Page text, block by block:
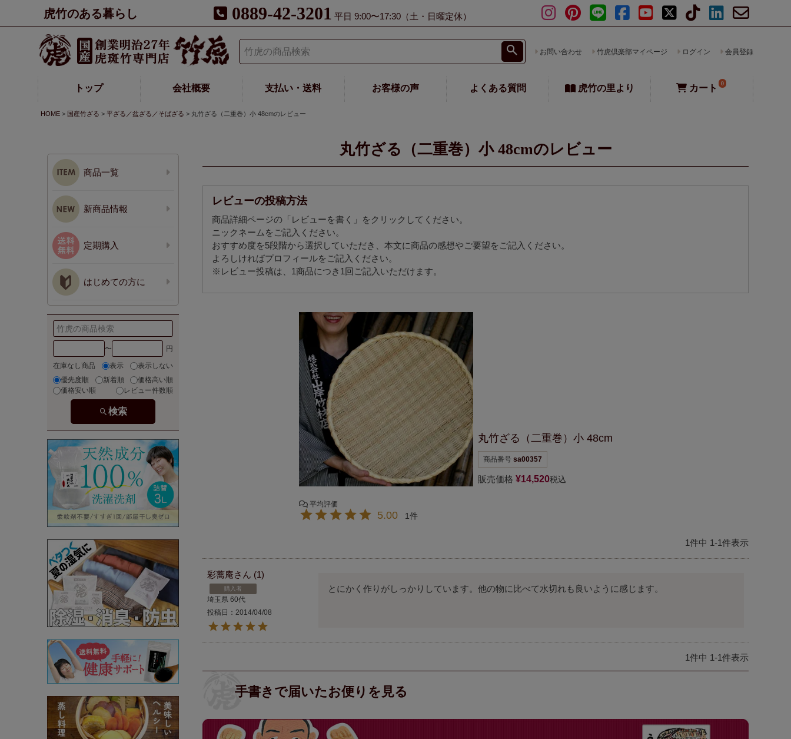
虎竹のある暮らし 0889-42-3201 平日 9:00〜17:30（土・日曜定休）
お問い合わせ 竹虎倶楽部マイページ ログイン 会員登録
トップ 会社概要 支払い・送料 お客様の声 よくある質問 虎竹の里より カート 0
HOME 国産竹ざる 平ざる／盆ざる／そばざる 丸竹ざる（二重巻）小 48cmのレビュー
商品一覧
新商品情報
定期購入
はじめての方に
〜
在庫なし商品 表示
表示しない
優先度順
新着順
価格高い順
価格安い順
レビュー件数順
検索
丸竹ざる（二重巻）小 48cmのレビュー
レビューの投稿方法
商品詳細ページの「レビューを書く」をクリックしてください。
ニックネームをご記入ください。
おすすめ度を5段階から選択していただき、本文に商品の感想やご要望をご記入ください。
よろしければプロフィールをご記入ください。
※レビュー投稿は、1商品につき1回ご記入いただけます。
丸竹ざる（二重巻）小 48cm
商品番号 sa00357
販売価格 ¥14,520税込
5.00 1
1件中 1-1件表示
彩蕎庵 1
購入者
埼玉県 60代
投稿日
2014/04/08
とにかく作りがしっかりしています。他の物に比べて水切れも良いように感じます。
1件中 1-1件表示
手書きで届いたお便りを見る